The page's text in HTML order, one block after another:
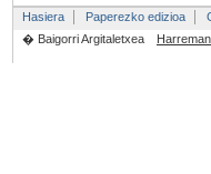
Hasiera Paperezko edizioa
� Baigorri Argitaletxea